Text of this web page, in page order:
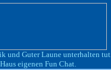
und Guter Laune unterhalten tut.
eigenen Fun Chat.